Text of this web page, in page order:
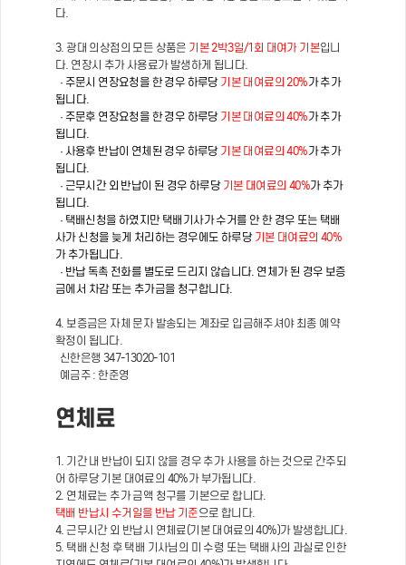
다.
3. 광대 의상점의 모든 상품은 기본 2박3일/1회 대여가 기본입니
다. 연장시 추가 사용료가 발생하게 됩니다.
· 주문시 연장요청을 한 경우 하루당 기본 대여료의 20%가 추가
됩니다.
· 주문후 연장요청을 한 경우 하루당 기본 대여료의 40%가 추가
됩니다.
· 사용후 반납이 연체된 경우 하루당 기본 대여료의 40%가 추가
됩니다.
· 근무시간 외 반납이 된 경우 하루당 기본 대여료의 40%가 추가
됩니다.
· 택배신청을 하였지만 택배기사가 수거를 안 한 경우 또는 택배
사가 신청을 늦게 처리하는 경우에도 하루당 기본 대여료의 40%
가 추가됩니다.
· 반납 독촉 전화를 별도로 드리지 않습니다. 연체가 된 경우 보증
금에서 차감 또는 추가금을 청구합니다.
4. 보증금은 자체 문자 발송되는 계좌로 입금해주셔야 최종 예약
확정이 됩니다.
신한은행 347-13020-101
예금주 : 한준영
연체료
1. 기간 내 반납이 되지 않을 경우 추가 사용을 하는 것으로 간주되
어 하루당 기본 대여료의 40%가 부가됩니다.
2. 연체료는 추가 금액 청구를 기본으로 합니다.
택배 반납시 수거일을 반납 기준으로 합니다.
4. 근무시간 외 반납시 연체료(기본 대여료의 40%)가 발생합니다.
5. 택배 신청 후 택배 기사님의 미 수령 또는 택배사의 과실로 인한